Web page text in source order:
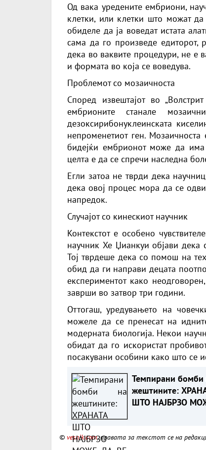
Од вака уредените ембриони,
клетки, или клетки што можат
обиделе да ја воведат истата
сама да го произведе едиторот,
дека во ваквите процедури, не е
и формата во која се воведува.
Проблемот со мозаичноста
Според извештајот во
ембрионите станале
дезоксирибонуклеинската
непроменетиот ген.
бидејќи ембрионот може да
целта е да се спречи наследна
Егли затоа не тврди дека
дека овој процес мора да се
напредок.
Случајот со кинескиот научник
Контекстот е особено
научник Хе Џианкуи објави дека
Тој тврдеше дека со помош на
обид да ги направи децата
експериментот како
заврши во затвор три години.
Оттогаш, уредувањето на
можеле да се пренесат на
модерната биологија. Некои
обидат да го искористат
посакувани особини како што се
Темпирани бомби
жештините:
ШТО НАЈБРЗО
© vesnik.com, правата за текстот се на